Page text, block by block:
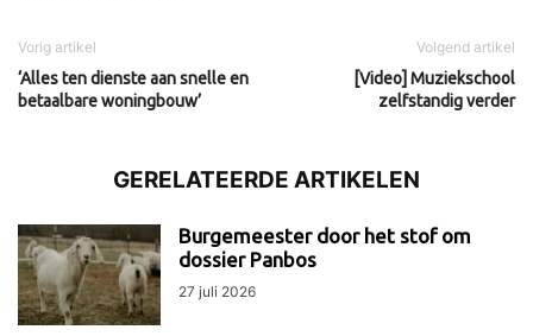
Vorig artikel
‘Alles ten dienste aan snelle en
betaalbare woningbouw’
Volgend artikel
[Video] Muziekschool
zelfstandig verder
GERELATEERDE ARTIKELEN
Burgemeester door het stof om
dossier Panbos
27 juli 2026